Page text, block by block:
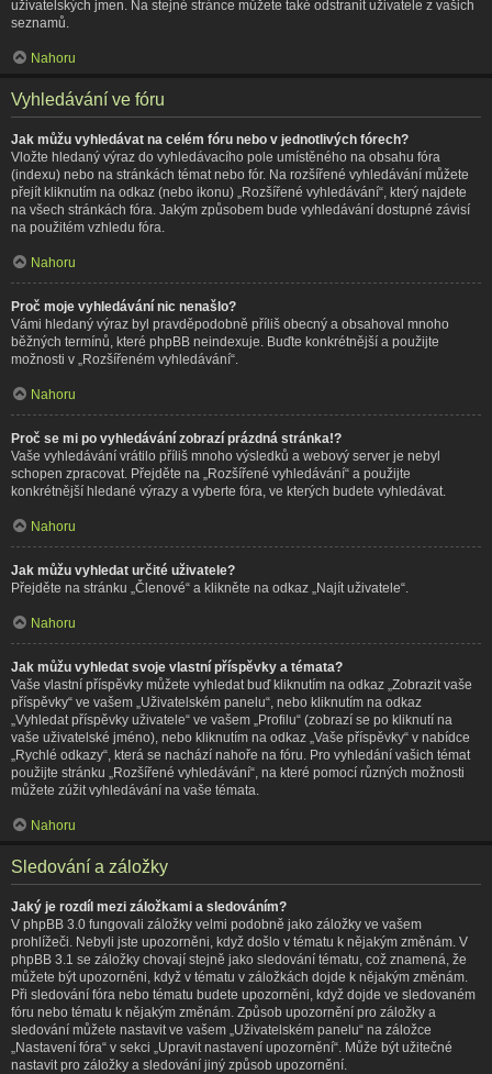
uživatelských jmen. Na stejné stránce můžete také odstranit uživatele z vašich
seznamů.
Nahoru
Vyhledávání ve fóru
Jak můžu vyhledávat na celém fóru nebo v jednotlivých fórech?
Vložte hledaný výraz do vyhledávacího pole umístěného na obsahu fóra
(indexu) nebo na stránkách témat nebo fór. Na rozšířené vyhledávání můžete
přejít kliknutím na odkaz (nebo ikonu) „Rozšířené vyhledávání“, který najdete
na všech stránkách fóra. Jakým způsobem bude vyhledávání dostupné závisí
na použitém vzhledu fóra.
Nahoru
Proč moje vyhledávání nic nenašlo?
Vámi hledaný výraz byl pravděpodobně příliš obecný a obsahoval mnoho
běžných termínů, které phpBB neindexuje. Buďte konkrétnější a použijte
možnosti v „Rozšířeném vyhledávání“.
Nahoru
Proč se mi po vyhledávání zobrazí prázdná stránka!?
Vaše vyhledávání vrátilo příliš mnoho výsledků a webový server je nebyl
schopen zpracovat. Přejděte na „Rozšířené vyhledávání“ a použijte
konkrétnější hledané výrazy a vyberte fóra, ve kterých budete vyhledávat.
Nahoru
Jak můžu vyhledat určité uživatele?
Přejděte na stránku „Členové“ a klikněte na odkaz „Najít uživatele“.
Nahoru
Jak můžu vyhledat svoje vlastní příspěvky a témata?
Vaše vlastní příspěvky můžete vyhledat buď kliknutím na odkaz „Zobrazit vaše
příspěvky“ ve vašem „Uživatelském panelu“, nebo kliknutím na odkaz
„Vyhledat příspěvky uživatele“ ve vašem „Profilu“ (zobrazí se po kliknutí na
vaše uživatelské jméno), nebo kliknutím na odkaz „Vaše příspěvky“ v nabídce
„Rychlé odkazy“, která se nachází nahoře na fóru. Pro vyhledání vašich témat
použijte stránku „Rozšířené vyhledávání“, na které pomocí různých možnosti
můžete zúžit vyhledávání na vaše témata.
Nahoru
Sledování a záložky
Jaký je rozdíl mezi záložkami a sledováním?
V phpBB 3.0 fungovali záložky velmi podobně jako záložky ve vašem
prohlížeči. Nebyli jste upozorněni, když došlo v tématu k nějakým změnám. V
phpBB 3.1 se záložky chovají stejně jako sledování tématu, což znamená, že
můžete být upozorněni, když v tématu v záložkách dojde k nějakým změnám.
Při sledování fóra nebo tématu budete upozorněni, když dojde ve sledovaném
fóru nebo tématu k nějakým změnám. Způsob upozornění pro záložky a
sledování můžete nastavit ve vašem „Uživatelském panelu“ na záložce
„Nastavení fóra“ v sekci „Upravit nastavení upozornění“. Může být užitečné
nastavit pro záložky a sledování jiný způsob upozornění.